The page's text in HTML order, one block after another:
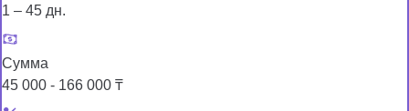
1 – 45 дн.
Сумма
45 000 - 166 000 ₸